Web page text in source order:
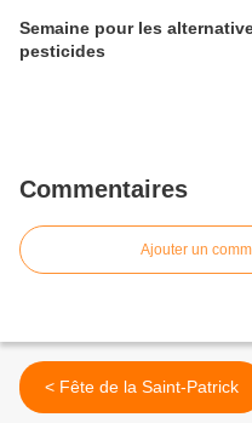
Semaine pour les
pesticides
Commentaires
Ajouter un
< Fête de la Saint-Patrick